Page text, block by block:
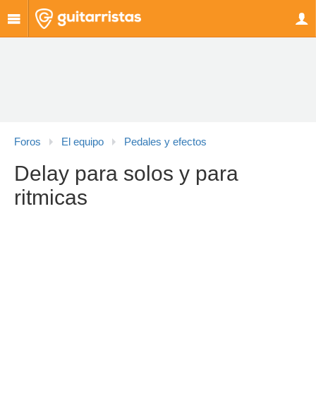
Foros El equipo Pedales y efectos
Delay para solos y para
ritmicas